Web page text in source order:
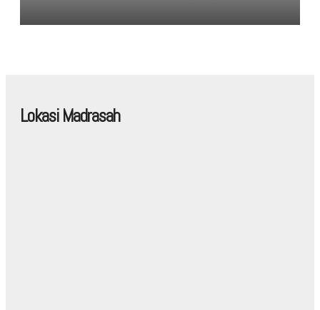
Lokasi Madrasah